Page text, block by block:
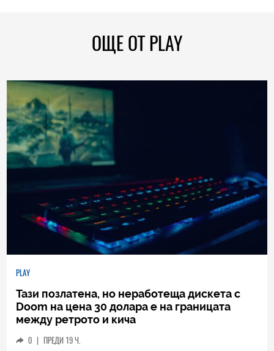
ОЩЕ ОТ PLAY
PLAY
Тази позлатена, но неработеща дискета с
Doom на цена 30 долара е на границата
между ретрото и кича
0 | ПРЕДИ 19 Ч.